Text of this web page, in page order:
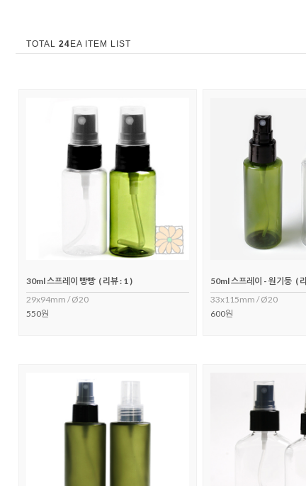
TOTAL 24 EA ITEM LIST
30ml 스프레이 빵빵 ( 리뷰 : 1 )
29x94mm / Ø20
550원
50ml 스프레이 - 원기둥 (
33x115mm / Ø20
600원